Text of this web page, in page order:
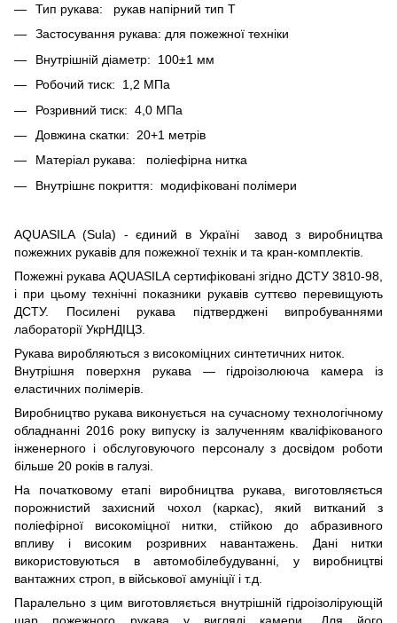
Тип рукава: рукав напірний тип Т
Застосування рукава: для пожежної техніки
Внутрішній діаметр: 100±1 мм
Робочий тиск: 1,2 МПа
Розривний тиск: 4,0 МПа
Довжина скатки: 20+1 метрів
Матеріал рукава: поліефірна нитка
Внутрішнє покриття: модифіковані полімери
AQUASILA (Sula) - єдиний в Україні завод з виробництва
пожежних рукавів для пожежної технік и та кран-комплектів.
​​Пожежні рукава AQUASILA сертифіковані згідно ДСТУ 3810-98,
і при цьому технічні показники рукавів суттєво перевищують
ДСТУ. Посилені рукава підтверджені випробуваннями
лабораторії УкрНДІЦЗ.
Рукава виробляються з високоміцних синтетичних ниток.
Внутрішня поверхня рукава — гідроізолююча камера із
еластичних полімерів.
Виробництво рукава виконується на сучасному технологічному
обладнанні 2016 року випуску із залученням кваліфікованого
інженерного і обслуговуючого персоналу з досвідом роботи
більше 20 років в галузі.
На початковому етапі виробництва рукава, виготовляється
порожнистий захисний чохол (каркас), який витканий з
поліефірної високоміцної нитки, стійкою до абразивного
впливу і високим розривних навантажень. Дані нитки
використовуються в автомобілебудуванні, у виробництві
вантажних строп, в військової амуніції і т.д.
Паралельно з цим виготовляється внутрішній гідроізолірующій